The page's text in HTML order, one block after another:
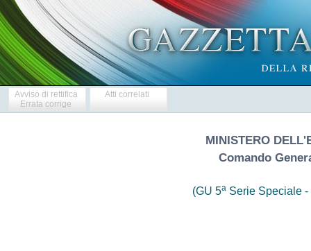
Avviso di rettifica
Errata corrige
Atti correlati
MINISTERO
Comando
(GU 5aSerie Speciale -